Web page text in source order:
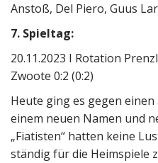
Anstoß, Del Piero, Guus
7. Spieltag:
20.11.2023 I Rotation
Zwoote 0:2 (0:2)
Heute ging es gegen einen
einem neuen Namen und
„Fiatisten“ hatten keine
ständig für die Heimspiele